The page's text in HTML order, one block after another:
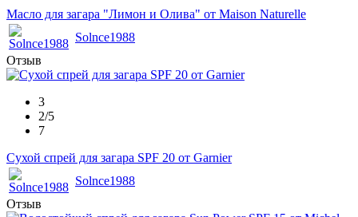
Масло для загара "Лимон и Олива" от Maison Naturelle
Solnce1988
Отзыв
3
2/5
7
Сухой спрей для загара SPF 20 от Garnier
Solnce1988
Отзыв